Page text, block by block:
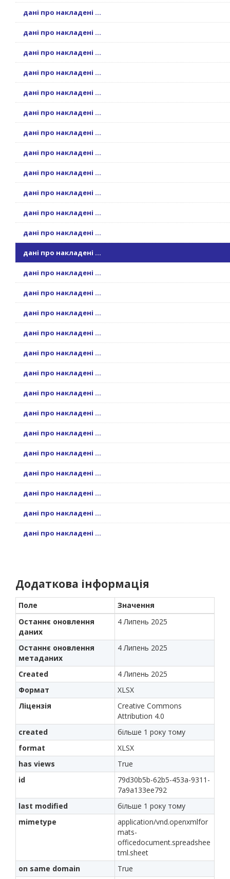
дані про накладені ...
дані про накладені ...
дані про накладені ...
дані про накладені ...
дані про накладені ...
дані про накладені ...
дані про накладені ...
дані про накладені ...
дані про накладені ...
дані про накладені ...
дані про накладені ...
дані про накладені ...
дані про накладені ...
дані про накладені ...
дані про накладені ...
дані про накладені ...
дані про накладені ...
дані про накладені ...
дані про накладені ...
дані про накладені ...
дані про накладені ...
дані про накладені ...
дані про накладені ...
дані про накладені ...
дані про накладені ...
дані про накладені ...
дані про накладені ...
Додаткова інформація
Поле
Значення
Останнє оновлення
даних
4 Липень 2025
Останнє оновлення
метаданих
4 Липень 2025
Created
4 Липень 2025
Формат
XLSX
Ліцензія
Creative Commons
Attribution 4.0
created
більше 1 року тому
format
XLSX
has views
True
id
79d30b5b-62b5-453a-9311-
7a9a133ee792
last modified
більше 1 року тому
mimetype
application/vnd.openxmlfor
mats-
officedocument.spreadshee
tml.sheet
on same domain
True